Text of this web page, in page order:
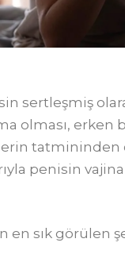
sertleşmiş
olması, erken
penisin
en sık görülen